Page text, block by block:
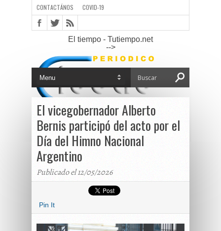
CONTACTÁNOS COVID-19
El tiempo - Tutiempo.net
-->
El vicegobernador Alberto
Bernis participó del acto por el
Día del Himno Nacional
Argentino
Publicado el 12/05/2026
Pin It